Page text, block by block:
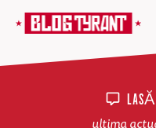
LASĂ
ultima